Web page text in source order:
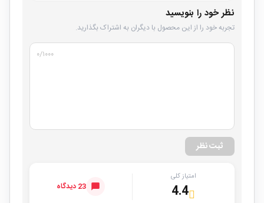
نظر خود را بنویسید
تجربه خود را از این محصول با دیگران به اشتراک بگذارید.
۰/۱۰۰۰
ثبت نظر
امتیاز کلی
4.4 23 دیدگاه